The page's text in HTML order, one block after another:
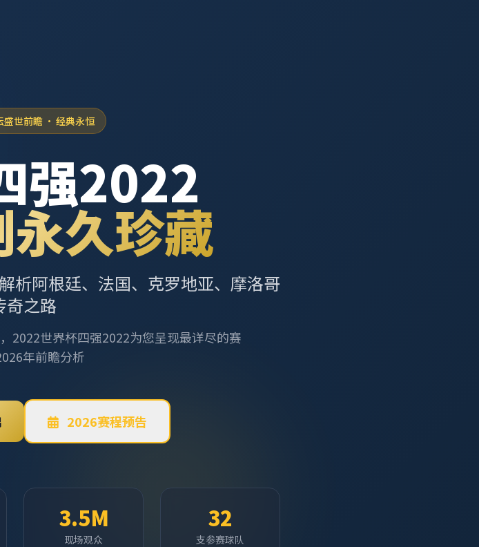
盛世前瞻 · 经典永恒
强2022
久珍藏
析阿根廷、法国、克罗地亚、摩洛哥
奇之路
2022世界杯四强2022为您呈现最详尽的赛
年前瞻分析
2026赛程预告
3.5M
现场观众
32
支参赛球队